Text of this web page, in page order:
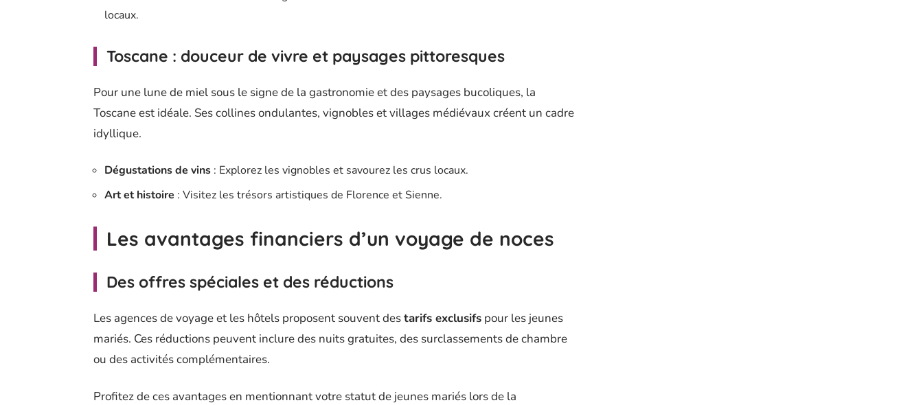
locaux.
Toscane : douceur de vivre et paysages pittoresques
Pour une lune de miel sous le signe de la gastronomie et des paysages bucoliques, la
Toscane est idéale. Ses collines ondulantes, vignobles et villages médiévaux créent un cadre
idyllique.
Dégustations de vins : Explorez les vignobles et savourez les crus locaux.
Art et histoire : Visitez les trésors artistiques de Florence et Sienne.
Les avantages financiers d’un voyage de noces
Des offres spéciales et des réductions
Les agences de voyage et les hôtels proposent souvent destarifs exclusifs pour les jeunes
mariés. Ces réductions peuvent inclure des nuits gratuites, des surclassements de chambre
ou des activités complémentaires.
Profitez de ces avantages en mentionnant votre statut de jeunes mariés lors de la